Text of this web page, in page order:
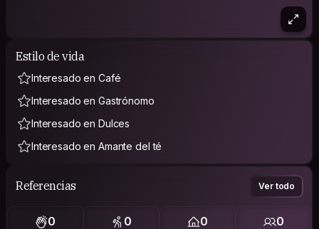
Estilo de vida
Interesado en Café
Interesado en Gastrónomo
Interesado en Dulces
Interesado en Amante del té
Referencias Ver todo
0 0 0 0